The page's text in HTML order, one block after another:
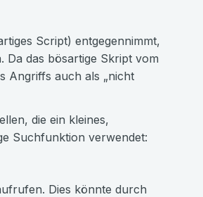
Script) entgegennimmt,
Da das bösartige Skript vom
Angriffs auch als „nicht
die ein kleines,
Suchfunktion verwendet:
Dies könnte durch